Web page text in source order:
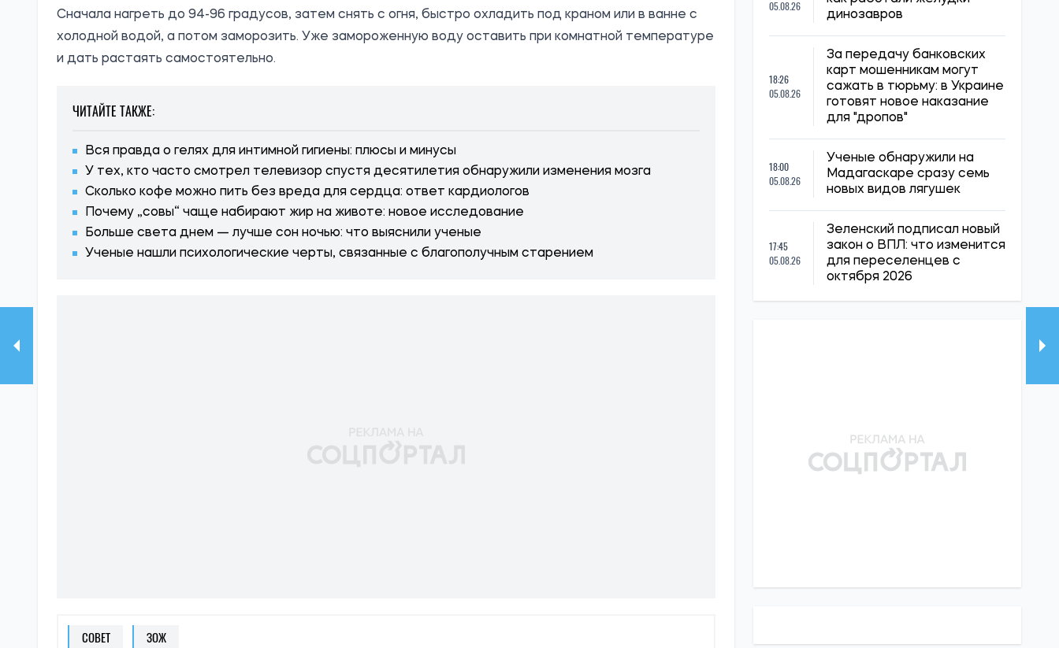
Сначала нагреть до 94-96 градусов, затем снять с огня, быстро охладить под краном или в ванне с
холодной водой, а потом заморозить. Уже замороженную воду оставить при комнатной температуре
и дать растаять самостоятельно.
ЧИТАЙТЕ ТАКЖЕ:
Вся правда о гелях для интимной гигиены: плюсы и минусы
У тех, кто часто смотрел телевизор спустя десятилетия обнаружили изменения мозга
Сколько кофе можно пить без вреда для сердца: ответ кардиологов
Почему „совы“ чаще набирают жир на животе: новое исследование
Больше света днем — лучше сон ночью: что выяснили ученые
Ученые нашли психологические черты, связанные с благополучным старением
СОВЕТ ЗОЖ
05.08.26
динозавров
18:26
05.08.26
За передачу банковских
карт мошенникам могут
сажать в тюрьму: в Украине
готовят новое наказание
для "дропов"
18:00
05.08.26
Ученые обнаружили на
Мадагаскаре сразу семь
новых видов лягушек
17:45
05.08.26
Зеленский подписал новый
закон о ВПЛ: что изменится
для переселенцев с
октября 2026